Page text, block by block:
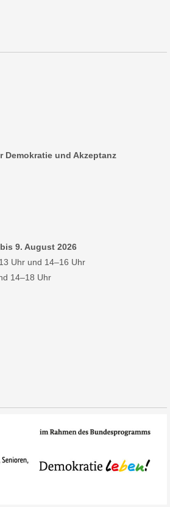
Demokratie und Akzeptanz
9. August 2026
Uhr und 14–16 Uhr
14–18 Uhr